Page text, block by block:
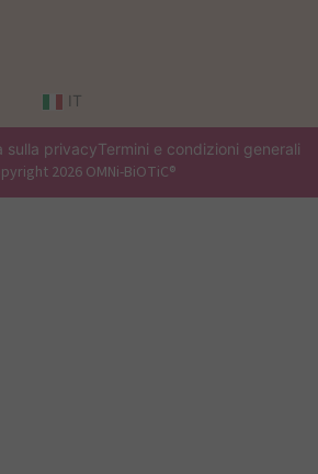
IT
sulla privacyTermini e condizioni generali
2026 OMNi-BiOTiC®